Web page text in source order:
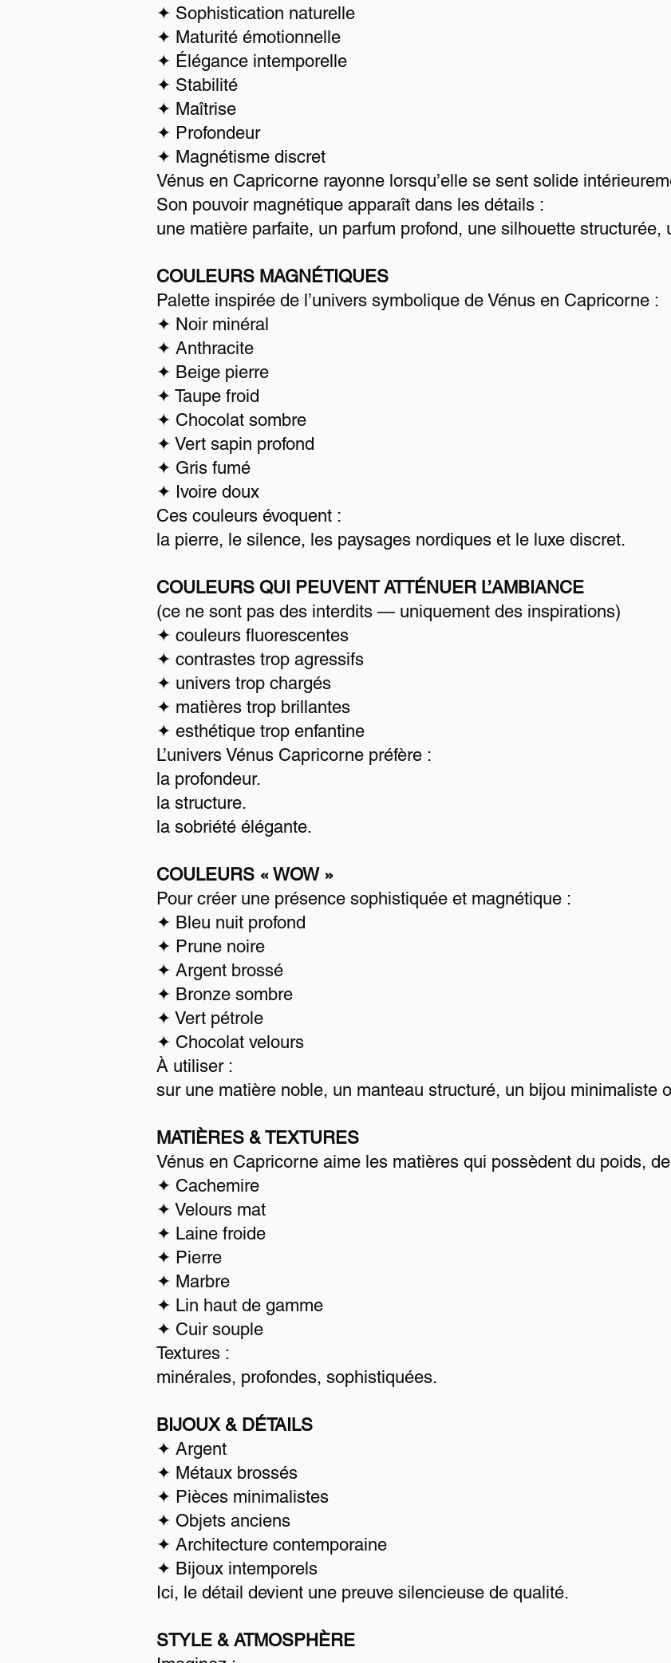
✦ Sophistication naturelle
✦ Maturité émotionnelle
✦ Élégance intemporelle
✦ Stabilité
✦ Maîtrise
✦ Profondeur
✦ Magnétisme discret
Vénus en Capricorne rayonne lorsqu’elle se sent solide
Son pouvoir magnétique apparaît dans les détails :
une matière parfaite, un parfum profond, une silhouette
COULEURS MAGNÉTIQUES
Palette inspirée de l’univers symbolique de Vénus en Capricorne :
✦ Noir minéral
✦ Anthracite
✦ Beige pierre
✦ Taupe froid
✦ Chocolat sombre
✦ Vert sapin profond
✦ Gris fumé
✦ Ivoire doux
Ces couleurs évoquent :
la pierre, le silence, les paysages nordiques et le luxe discret.
COULEURS QUI PEUVENT ATTÉNUER L’AMBIANCE
(ce ne sont pas des interdits — uniquement des inspirations)
✦ couleurs fluorescentes
✦ contrastes trop agressifs
✦ univers trop chargés
✦ matières trop brillantes
✦ esthétique trop enfantine
L’univers Vénus Capricorne préfère :
la profondeur.
la structure.
la sobriété élégante.
COULEURS « WOW »
Pour créer une présence sophistiquée et magnétique :
✦ Bleu nuit profond
✦ Prune noire
✦ Argent brossé
✦ Bronze sombre
✦ Vert pétrole
✦ Chocolat velours
À utiliser :
sur une matière noble, un manteau structuré, un bijou minimaliste
MATIÈRES & TEXTURES
Vénus en Capricorne aime les matières qui possèdent du poids,
✦ Cachemire
✦ Velours mat
✦ Laine froide
✦ Pierre
✦ Marbre
✦ Lin haut de gamme
✦ Cuir souple
Textures :
minérales, profondes, sophistiquées.
BIJOUX & DÉTAILS
✦ Argent
✦ Métaux brossés
✦ Pièces minimalistes
✦ Objets anciens
✦ Architecture contemporaine
✦ Bijoux intemporels
Ici, le détail devient une preuve silencieuse de qualité.
STYLE & ATMOSPHÈRE